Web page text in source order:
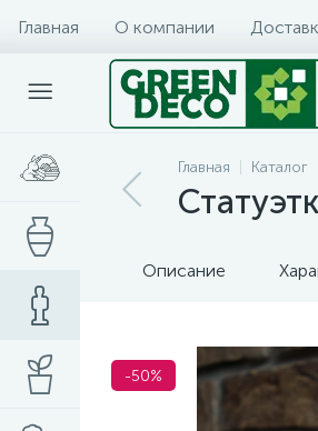
Главная О компании
Главная Каталог
Описание
-50%